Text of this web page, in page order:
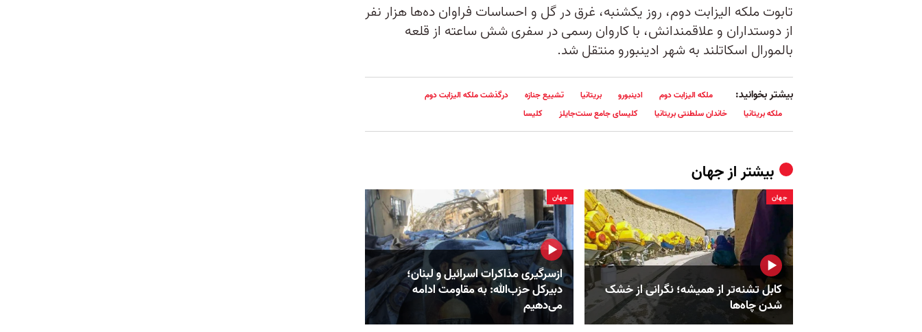
تابوت ملکه الیزابت دوم، روز یکشنبه، غرق در گل و احساسات فراوان ده‌ها هزار نفر
از دوستداران و علاقمندانش، با کاروان رسمی در سفری شش ساعته از قلعه
بالمورال اسکاتلند به شهر ادینبورو منتقل شد.
بیشتر بخوانید: ملکه الیزابت دوم ادینبورو بریتانیا تشییع جنازه
درگذشت ملکه الیزابت دوم
ملکه بریتانیا
خاندان سلطنتی بریتانیا کلیسای جامع سنت‌جایلز کلیسا
بیشتر ازجهان
جهان
کابل تشنه‌تر از همیشه؛ نگرانی از خشک‌
شدن چاه‌ها
جهان
ازسرگیری مذاکرات اسرائیل و لبنان؛
دبیرکل حزب‌الله: به مقاومت ادامه
می‌دهیم